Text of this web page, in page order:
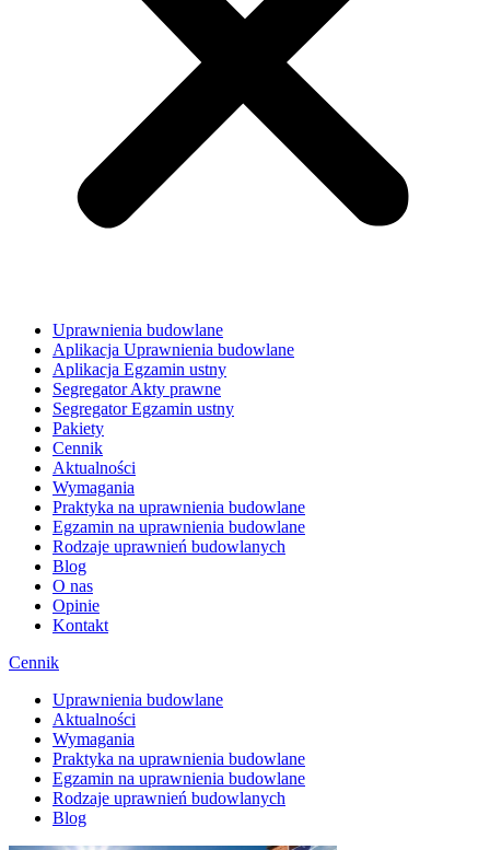
Uprawnienia budowlane
Aplikacja Uprawnienia budowlane
Aplikacja Egzamin ustny
Segregator Akty prawne
Segregator Egzamin ustny
Pakiety
Cennik
Aktualności
Wymagania
Praktyka na uprawnienia budowlane
Egzamin na uprawnienia budowlane
Rodzaje uprawnień budowlanych
Blog
O nas
Opinie
Kontakt
Cennik
Uprawnienia budowlane
Aktualności
Wymagania
Praktyka na uprawnienia budowlane
Egzamin na uprawnienia budowlane
Rodzaje uprawnień budowlanych
Blog